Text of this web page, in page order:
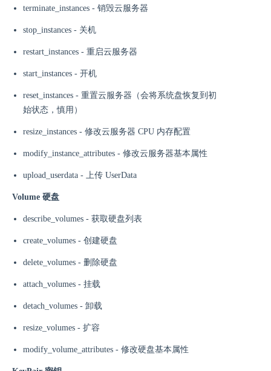
terminate_instances - 销毁云服务器
stop_instances - 关机
restart_instances - 重启云服务器
start_instances - 开机
reset_instances - 重置云服务器（会将系统盘恢复到初
始状态，慎用）
resize_instances - 修改云服务器 CPU 内存配置
modify_instance_attributes - 修改云服务器基本属性
upload_userdata - 上传 UserData
Volume 硬盘
describe_volumes - 获取硬盘列表
create_volumes - 创建硬盘
delete_volumes - 删除硬盘
attach_volumes - 挂载
detach_volumes - 卸载
resize_volumes - 扩容
modify_volume_attributes - 修改硬盘基本属性